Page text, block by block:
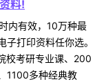
料!
内有效，10万种最
子打印资料任你选。
校考研专业课、200
1100多种经典教